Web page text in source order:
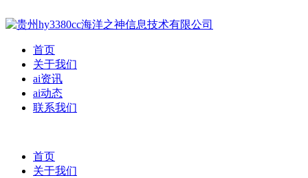
首页
关于我们
ai资讯
ai动态
联系我们
首页
关于我们